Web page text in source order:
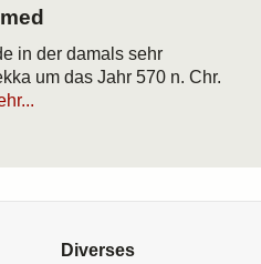
in der damals sehr
um das Jahr 570 n. Chr.
Diverses